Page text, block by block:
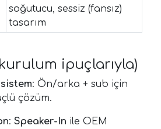
soğutucu, sessiz (fansız)
tasarım
ipuçlarıyla)
: Ön/arka + sub için
çözüm.
: Speaker-In ile OEM